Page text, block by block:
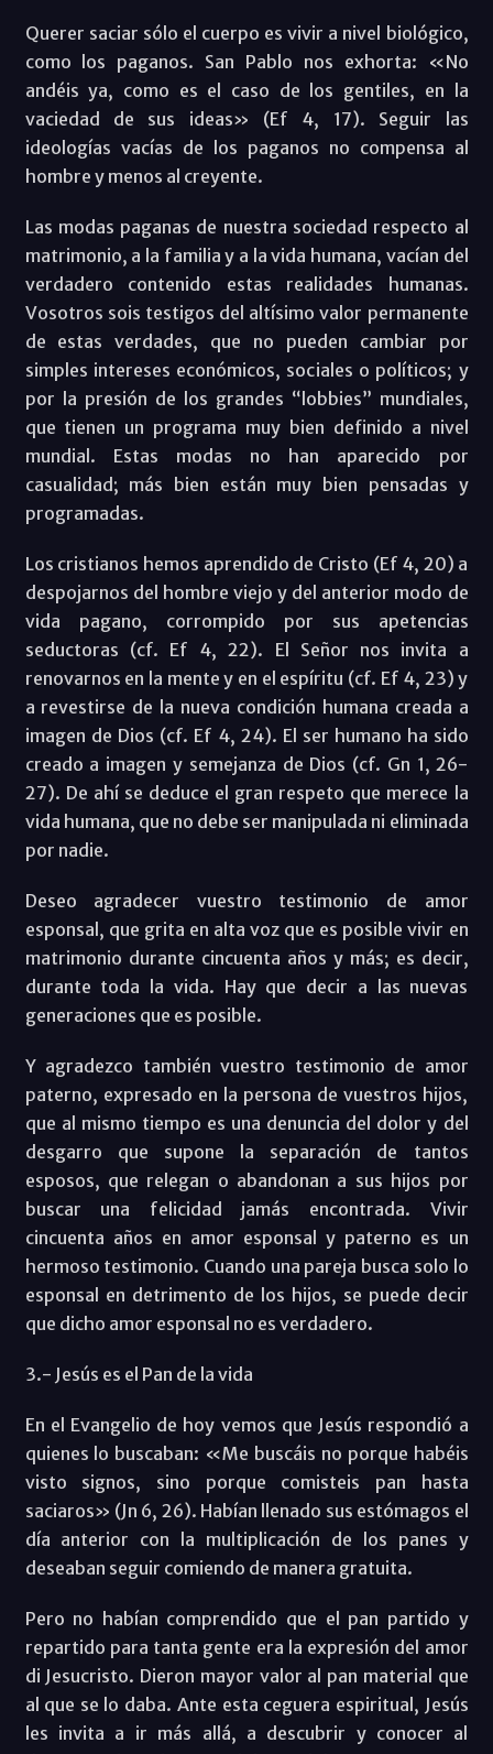
Querer saciar sólo el cuerpo es vivir a nivel biológico,
como los paganos. San Pablo nos exhorta: «No
andéis ya, como es el caso de los gentiles, en la
vaciedad de sus ideas» (Ef 4, 17). Seguir las
ideologías vacías de los paganos no compensa al
hombre y menos al creyente.
Las modas paganas de nuestra sociedad respecto al
matrimonio, a la familia y a la vida humana, vacían del
verdadero contenido estas realidades humanas.
Vosotros sois testigos del altísimo valor permanente
de estas verdades, que no pueden cambiar por
simples intereses económicos, sociales o políticos; y
por la presión de los grandes “lobbies” mundiales,
que tienen un programa muy bien definido a nivel
mundial. Estas modas no han aparecido por
casualidad; más bien están muy bien pensadas y
programadas.
Los cristianos hemos aprendido de Cristo (Ef 4, 20) a
despojarnos del hombre viejo y del anterior modo de
vida pagano, corrompido por sus apetencias
seductoras (cf. Ef 4, 22). El Señor nos invita a
renovarnos en la mente y en el espíritu (cf. Ef 4, 23) y
a revestirse de la nueva condición humana creada a
imagen de Dios (cf. Ef 4, 24). El ser humano ha sido
creado a imagen y semejanza de Dios (cf. Gn 1, 26-
27). De ahí se deduce el gran respeto que merece la
vida humana, que no debe ser manipulada ni eliminada
por nadie.
Deseo agradecer vuestro testimonio de amor
esponsal, que grita en alta voz que es posible vivir en
matrimonio durante cincuenta años y más; es decir,
durante toda la vida. Hay que decir a las nuevas
generaciones que es posible.
Y agradezco también vuestro testimonio de amor
paterno, expresado en la persona de vuestros hijos,
que al mismo tiempo es una denuncia del dolor y del
desgarro que supone la separación de tantos
esposos, que relegan o abandonan a sus hijos por
buscar una felicidad jamás encontrada. Vivir
cincuenta años en amor esponsal y paterno es un
hermoso testimonio. Cuando una pareja busca solo lo
esponsal en detrimento de los hijos, se puede decir
que dicho amor esponsal no es verdadero.
3.- Jesús es el Pan de la vida
En el Evangelio de hoy vemos que Jesús respondió a
quienes lo buscaban: «Me buscáis no porque habéis
visto signos, sino porque comisteis pan hasta
saciaros» (Jn 6, 26). Habían llenado sus estómagos el
día anterior con la multiplicación de los panes y
deseaban seguir comiendo de manera gratuita.
Pero no habían comprendido que el pan partido y
repartido para tanta gente era la expresión del amor
di Jesucristo. Dieron mayor valor al pan material que
al que se lo daba. Ante esta ceguera espiritual, Jesús
les invita a ir más allá, a descubrir y conocer al